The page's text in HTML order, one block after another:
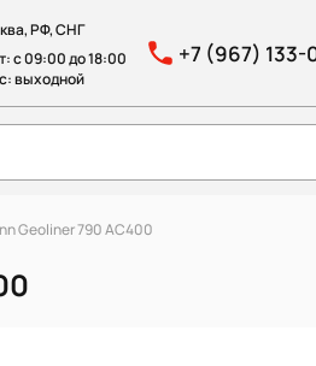
РФ, СНГ
с 09:00 до 18:00
выходной
+7 (967) 133-
Geoliner 790 AC400